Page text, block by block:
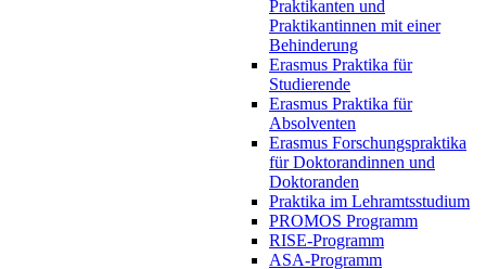
Praktikanten und
Praktikantinnen mit einer
Behinderung
Erasmus Praktika für
Studierende
Erasmus Praktika für
Absolventen
Erasmus Forschungspraktika
für Doktorandinnen und
Doktoranden
Praktika im Lehramtsstudium
PROMOS Programm
RISE-Programm
ASA-Programm